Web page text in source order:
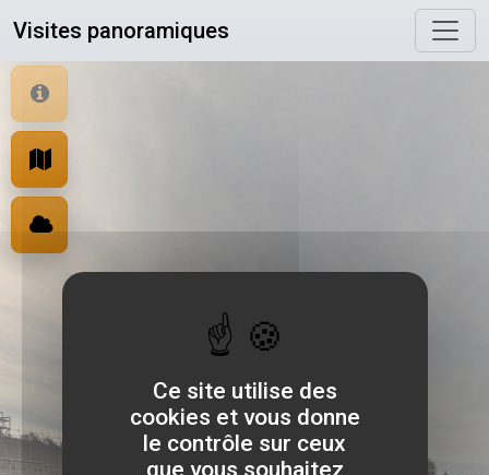
Visites panoramiques
Ce site utilise des
cookies et vous donne
le contrôle sur ceux
que vous souhaitez